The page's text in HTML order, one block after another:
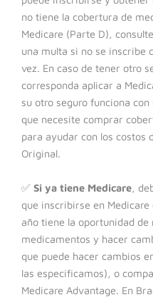
no tiene la cobertura de
Medicare (Parte D),
una multa si no se inscribe
vez. En caso de tener otro
corresponda aplicar a
su otro seguro funciona
que necesite comprar
para ayudar con los costos
Original.
✅ Si ya tiene Medicare,
que inscribirse en
año tiene la oportunidad
medicamentos y hacer
que puede hacer cambios
las especificamos), o
Medicare Advantage. En